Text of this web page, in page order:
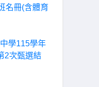
名冊(含體育
學115學年
2次甄選結